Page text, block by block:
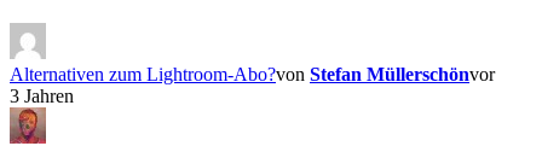
Alternativen zum Lightroom-Abo?von Stefan Müllerschönvor
3 Jahren